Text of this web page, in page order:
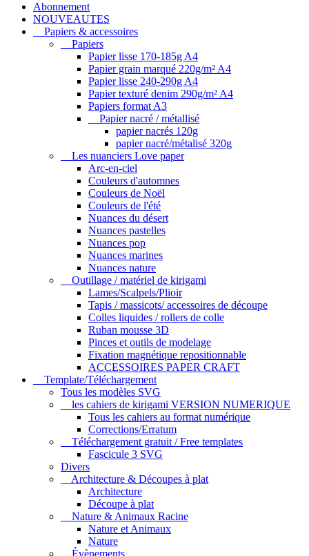
Abonnement
NOUVEAUTES
Papiers & accessoires
Papiers
Papier lisse 170-185g A4
Papier grain marqué 220g/m² A4
Papier lisse 240-290g A4
Papier texturé denim 290g/m² A4
Papiers format A3
Papier nacré / métallisé
papier nacrés 120g
papier nacré/métalisé 320g
Les nuanciers Love paper
Arc-en-ciel
Couleurs d'automnes
Couleurs de Noël
Couleurs de l'été
Nuances du désert
Nuances pastelles
Nuances pop
Nuances marines
Nuances nature
Outillage / matériel de kirigami
Lames/Scalpels/Plioir
Tapis / massicots/ accessoires de découpe
Colles liquides / rollers de colle
Ruban mousse 3D
Pinces et outils de modelage
Fixation magnétique repositionnable
ACCESSOIRES PAPER CRAFT
Template/Téléchargement
Tous les modèles SVG
les cahiers de kirigami VERSION NUMERIQUE
Tous les cahiers au format numérique
Corrections/Erratum
Téléchargement gratuit / Free templates
Fascicule 3 SVG
Divers
Architecture & Découpes à plat
Architecture
Découpe à plat
Nature & Animaux Racine
Nature et Animaux
Nature
Évènements